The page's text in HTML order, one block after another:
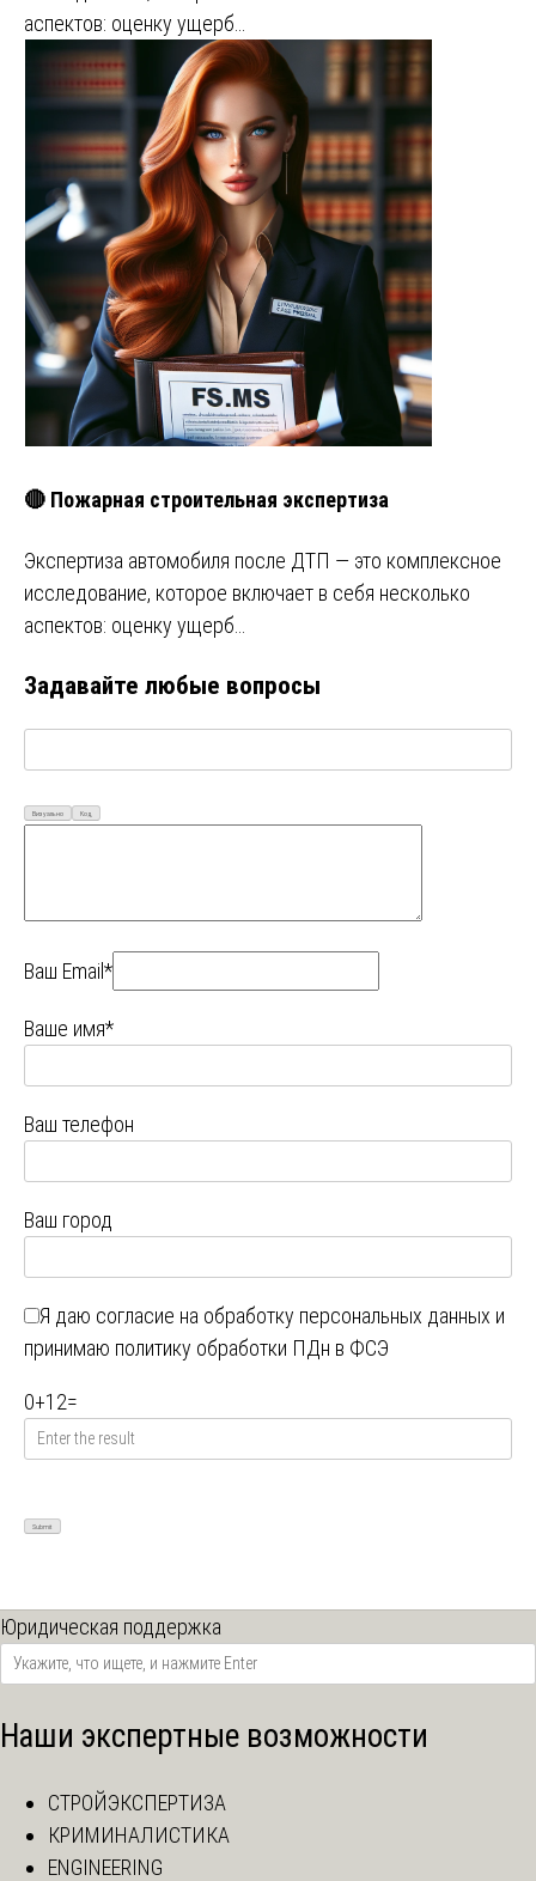
аспектов: оценку ущерб…
🔴 Пожарная строительная экспертиза
Экспертиза автомобиля после ДТП — это комплексное
исследование, которое включает в себя несколько
аспектов: оценку ущерб…
Задавайте любые вопросы
Визуально Код
Ваш Email*
Ваше имя*
Ваш телефон
Ваш город
Я даю согласие на обработку персональных данных и
принимаю политику обработки ПДн в ФСЭ
0+12=
Юридическая поддержка
Наши экспертные возможности
СТРОЙЭКСПЕРТИЗА
КРИМИНАЛИСТИКА
ENGINEERING